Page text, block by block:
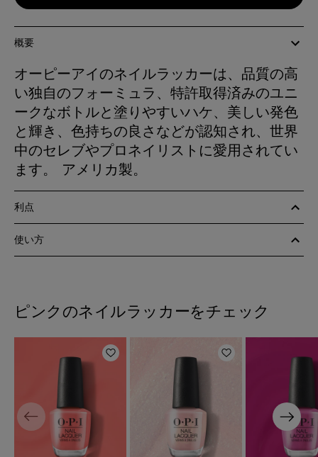
概要
オーピーアイのネイルラッカーは、品質の高
い独自のフォーミュラ、特許取得済みのユニ
ークなボトルと塗りやすいハケ、美しい発色
と輝き、色持ちの良さなどが認知され、世界
中のセレブやプロネイリストに愛用されてい
ます。 アメリカ製。
利点
使い方
ピンクのネイルラッカーをチェック
ほしいものリストに追加ほしいものリス
Previous Next